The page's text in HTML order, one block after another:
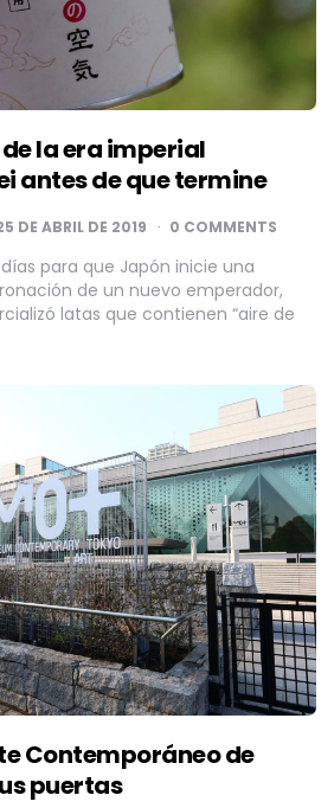
la era imperial
antes de que termine
DE ABRIL DE 2019 0 COMMENTS
para que Japón inicie una
de un nuevo emperador,
latas que contienen “aire de
Contemporáneo de
puertas